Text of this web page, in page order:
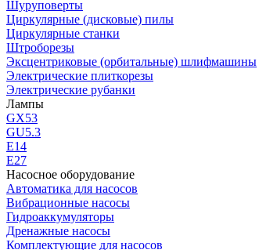
Шуруповерты
Циркулярные (дисковые) пилы
Циркулярные станки
Штроборезы
Эксцентриковые (орбитальные) шлифмашины
Электрические плиткорезы
Электрические рубанки
Лампы
GX53
GU5.3
Е14
Е27
Насосное оборудование
Автоматика для насосов
Вибрационные насосы
Гидроаккумуляторы
Дренажные насосы
Комплектующие для насосов